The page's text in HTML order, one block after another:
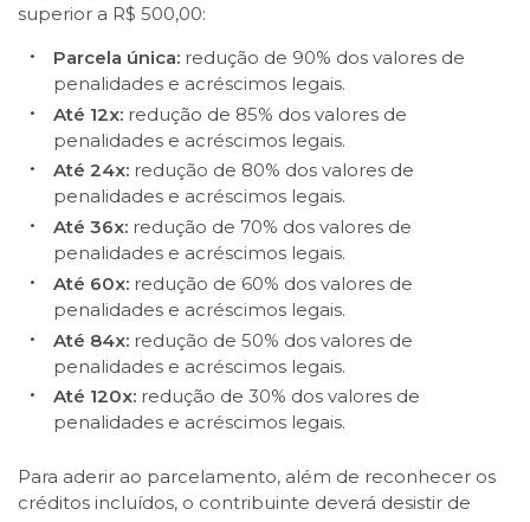
superior a R$ 500,00:
Parcela única: redução de 90% dos valores de
penalidades e acréscimos legais.
Até 12x: redução de 85% dos valores de
penalidades e acréscimos legais.
Até 24x: redução de 80% dos valores de
penalidades e acréscimos legais.
Até 36x: redução de 70% dos valores de
penalidades e acréscimos legais.
Até 60x: redução de 60% dos valores de
penalidades e acréscimos legais.
Até 84x: redução de 50% dos valores de
penalidades e acréscimos legais.
Até 120x: redução de 30% dos valores de
penalidades e acréscimos legais.
Para aderir ao parcelamento, além de reconhecer os
créditos incluídos, o contribuinte deverá desistir de